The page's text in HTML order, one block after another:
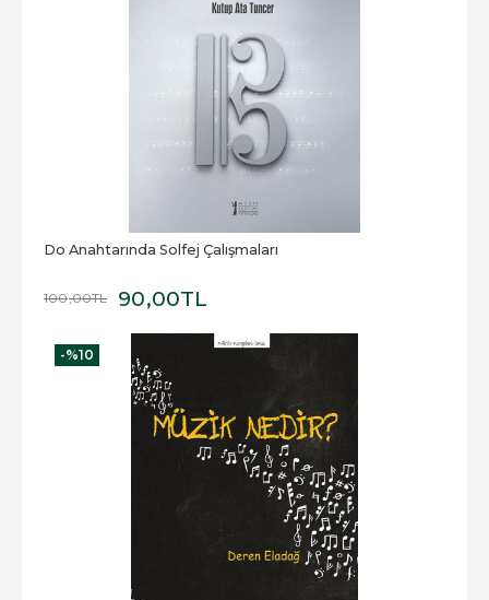
Do Anahtarında Solfej Çalışmaları
100,00TL 90,00TL
-%10